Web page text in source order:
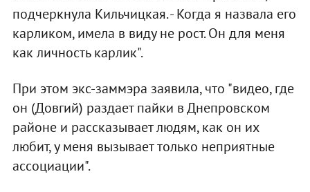
подчеркнула Кильчицкая. - Когда я назвала его
карликом, имела в виду не рост. Он для меня
как личность карлик".
При этом экс-заммэра заявила, что "видео, где
он (Довгий) раздает пайки в Днепровском
районе и рассказывает людям, как он их
любит, у меня вызывает только неприятные
ассоциации".